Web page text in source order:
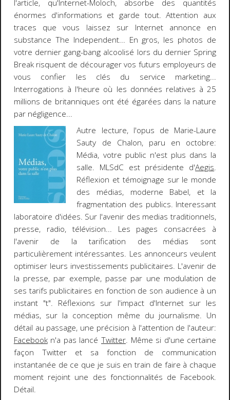
l'article, qu'Internet-Moloch, absorbe des quantités
énormes d'informations et garde tout. Attention aux
traces que vous laissez sur Internet annonce en
substance The Independent... En gros, les photos de
votre dernier gang-bang alcoolisé lors du dernier Spring
Break risquent de décourager vos futurs employeurs de
vous confier les clés du service marketing...
Interrogations à l'heure où les données relatives à 25
millions de britanniques ont été égarées dans la nature
par négligence...
Autre lecture, l'opus de Marie-Laure
Sauty de Chalon, paru en octobre:
Média, votre public n'est plus dans la
salle. MLSdC est présidente d'Aegis.
Réflexion et témoignage sur le monde
des médias, moderne Babel, et la
fragmentation des publics. Interessant
laboratoire d'idées. Sur l'avenir des medias traditionnels,
presse, radio, télévision... Les pages consacrées à
l'avenir de la tarification des médias sont
particulièrement intéressantes. Les annonceurs veulent
optimiser leurs investissements publicitaires. L'avenir de
la presse, par exemple, passe par une modulation de
ses tarifs publicitaires en fonction de son audience à un
instant "t". Réflexions sur l'impact d'Internet sur les
médias, sur la conception même du journalisme. Un
détail au passage, une précision à l'attention de l'auteur:
Facebookn'a pas lancé Twitter. Même si d'une certaine
façon Twitter et sa fonction de communication
instantanée de ce que je suis en train de faire à chaque
moment rejoint une des fonctionnalités de Facebook.
Détail.